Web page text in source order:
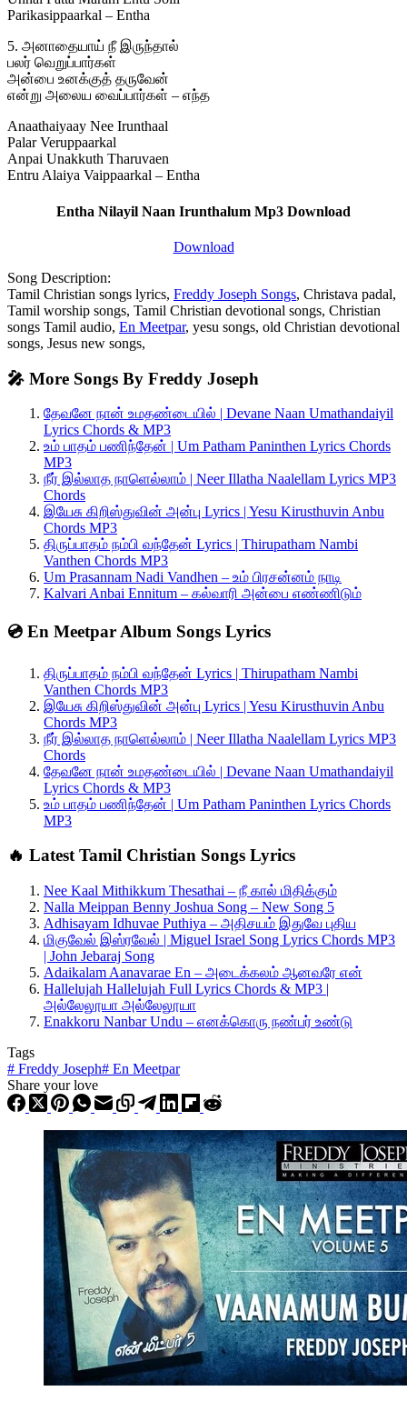
Parikasippaarkal – Entha
5. அனாதையாய் நீ இருந்தால்
பலர் வெறுப்பார்கள்
அன்பை உனக்குத் தருவேன்
என்று அலைய வைப்பார்கள் – எந்த
Anaathaiyaay Nee Irunthaal
Palar Veruppaarkal
Anpai Unakkuth Tharuvaen
Entru Alaiya Vaippaarkal – Entha
Entha Nilayil Naan Irunthalum Mp3 Download
Download
Song Description:
Tamil Christian songs lyrics, Freddy Joseph Songs, Christava padal,
Tamil worship songs, Tamil Christian devotional songs, Christian
songs Tamil audio, En Meetpar, yesu songs, old Christian devotional
songs, Jesus new songs,
🎤 More Songs By Freddy Joseph
தேவனே நான் உமதண்டையில் | Devane Naan Umathandaiyil
Lyrics Chords & MP3
உம் பாதம் பணிந்தேன் | Um Patham Paninthen Lyrics Chords
MP3
நீர் இல்லாத நாளெல்லாம் | Neer Illatha Naalellam Lyrics MP3
Chords
இயேசு கிறிஸ்துவின் அன்பு Lyrics | Yesu Kirusthuvin Anbu
Chords MP3
திருப்பாதம் நம்பி வந்தேன் Lyrics | Thirupatham Nambi
Vanthen Chords MP3
Um Prasannam Nadi Vandhen – உம் பிரசன்னம் நாடி
Kalvari Anbai Ennitum – கல்வாரி அன்பை எண்ணிடும்
💿 En Meetpar Album Songs Lyrics
திருப்பாதம் நம்பி வந்தேன் Lyrics | Thirupatham Nambi
Vanthen Chords MP3
இயேசு கிறிஸ்துவின் அன்பு Lyrics | Yesu Kirusthuvin Anbu
Chords MP3
நீர் இல்லாத நாளெல்லாம் | Neer Illatha Naalellam Lyrics MP3
Chords
தேவனே நான் உமதண்டையில் | Devane Naan Umathandaiyil
Lyrics Chords & MP3
உம் பாதம் பணிந்தேன் | Um Patham Paninthen Lyrics Chords
MP3
🔥 Latest Tamil Christian Songs Lyrics
Nee Kaal Mithikkum Thesathai – நீ கால் மிதிக்கும்
Nalla Meippan Benny Joshua Song – New Song 5
Adhisayam Idhuvae Puthiya – அதிசயம் இதுவே புதிய
மிகுவேல் இஸ்ரவேல் | Miguel Israel Song Lyrics Chords MP3
| John Jebaraj Song
Adaikalam Aanavarae En – அடைக்கலம் ஆனவரே என்
Hallelujah Hallelujah Full Lyrics Chords & MP3 |
அல்லேலூயா அல்லேலூயா
Enakkoru Nanbar Undu – எனக்கொரு நண்பர் உண்டு
Tags
# Freddy Joseph# En Meetpar
Share your love